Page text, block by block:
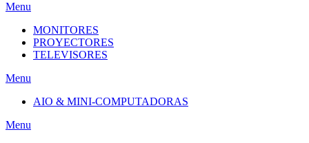
Menu
MONITORES
PROYECTORES
TELEVISORES
Menu
AIO & MINI-COMPUTADORAS
Menu